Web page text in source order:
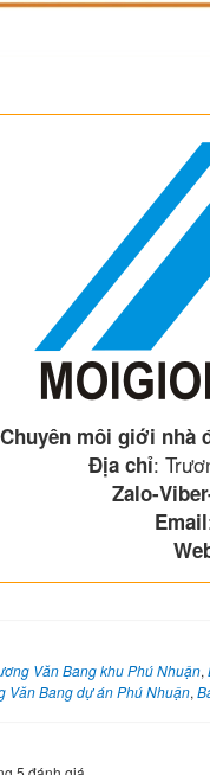
Chuyên môi giới nhà
Địa chỉ:
Zalo-
Email
Văn Bang khu Phú Nhuận,
Văn Bang dự án Phú Nhuận,